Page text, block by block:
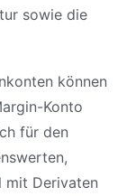
sowie die
können
Konto
für den
mit Derivaten